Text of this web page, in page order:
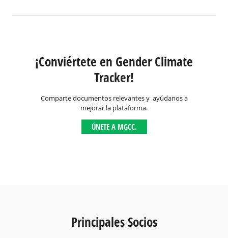
¡Conviértete en Gender Climate
Tracker!
Comparte documentos relevantes y ayúdanos a
mejorar la plataforma.
ÚNETE A MGCC.
Principales Socios